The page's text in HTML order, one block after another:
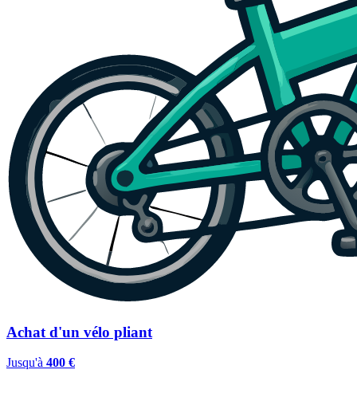
Achat d'un vélo pliant
Jusqu'à 400 €